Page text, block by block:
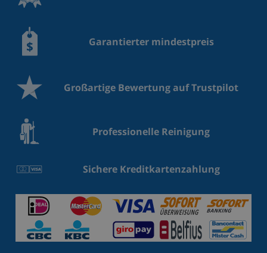
Garantierter mindestpreis
Großartige Bewertung auf Trustpilot
Professionelle Reinigung
Sichere Kreditkartenzahlung